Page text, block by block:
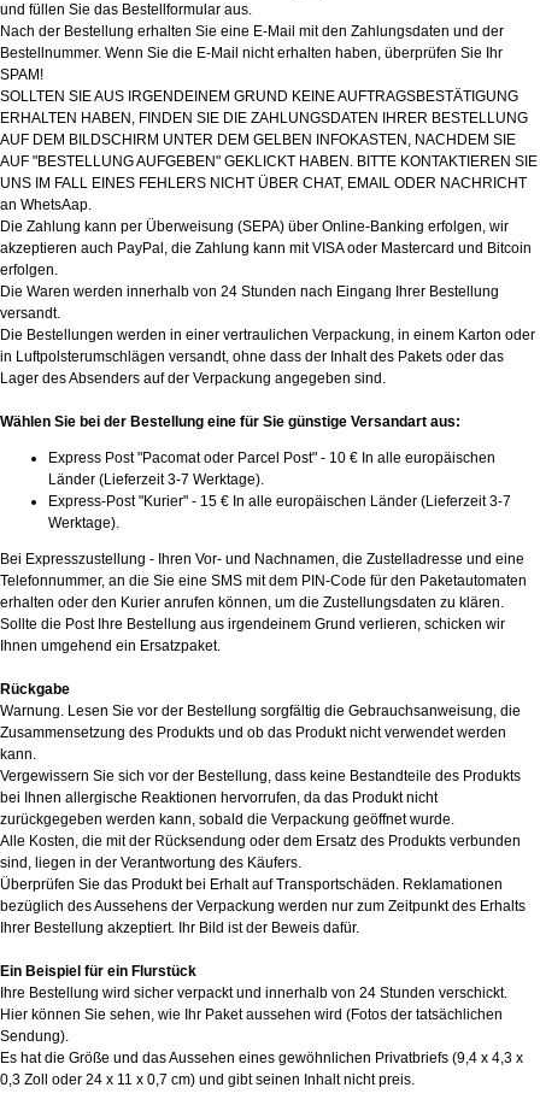
und füllen Sie das Bestellformular aus.
Nach der Bestellung erhalten Sie eine E-Mail mit den Zahlungsdaten und der
Bestellnummer. Wenn Sie die E-Mail nicht erhalten haben, überprüfen Sie Ihr
SPAM!
SOLLTEN SIE AUS IRGENDEINEM GRUND KEINE AUFTRAGSBESTÄTIGUNG
ERHALTEN HABEN, FINDEN SIE DIE ZAHLUNGSDATEN IHRER BESTELLUNG
AUF DEM BILDSCHIRM UNTER DEM GELBEN INFOKASTEN, NACHDEM SIE
AUF "BESTELLUNG AUFGEBEN" GEKLICKT HABEN. BITTE KONTAKTIEREN SIE
UNS IM FALL EINES FEHLERS NICHT ÜBER CHAT, EMAIL ODER NACHRICHT
an WhetsAap.
Die Zahlung kann per Überweisung (SEPA) über Online-Banking erfolgen, wir
akzeptieren auch PayPal, die Zahlung kann mit VISA oder Mastercard und Bitcoin
erfolgen.
Die Waren werden innerhalb von 24 Stunden nach Eingang Ihrer Bestellung
versandt.
Die Bestellungen werden in einer vertraulichen Verpackung, in einem Karton oder
in Luftpolsterumschlägen versandt, ohne dass der Inhalt des Pakets oder das
Lager des Absenders auf der Verpackung angegeben sind.
Wählen Sie bei der Bestellung eine für Sie günstige Versandart aus:
Express Post "Pacomat oder Parcel Post" - 10 € In alle europäischen
Länder (Lieferzeit 3-7 Werktage).
Express-Post "Kurier" - 15 € In alle europäischen Länder (Lieferzeit 3-7
Werktage).
Bei Expresszustellung - Ihren Vor- und Nachnamen, die Zustelladresse und eine
Telefonnummer, an die Sie eine SMS mit dem PIN-Code für den Paketautomaten
erhalten oder den Kurier anrufen können, um die Zustellungsdaten zu klären.
Sollte die Post Ihre Bestellung aus irgendeinem Grund verlieren, schicken wir
Ihnen umgehend ein Ersatzpaket.
Rückgabe
Warnung. Lesen Sie vor der Bestellung sorgfältig die Gebrauchsanweisung, die
Zusammensetzung des Produkts und ob das Produkt nicht verwendet werden
kann.
Vergewissern Sie sich vor der Bestellung, dass keine Bestandteile des Produkts
bei Ihnen allergische Reaktionen hervorrufen, da das Produkt nicht
zurückgegeben werden kann, sobald die Verpackung geöffnet wurde.
Alle Kosten, die mit der Rücksendung oder dem Ersatz des Produkts verbunden
sind, liegen in der Verantwortung des Käufers.
Überprüfen Sie das Produkt bei Erhalt auf Transportschäden. Reklamationen
bezüglich des Aussehens der Verpackung werden nur zum Zeitpunkt des Erhalts
Ihrer Bestellung akzeptiert. Ihr Bild ist der Beweis dafür.
Ein Beispiel für ein Flurstück
Ihre Bestellung wird sicher verpackt und innerhalb von 24 Stunden verschickt.
Hier können Sie sehen, wie Ihr Paket aussehen wird (Fotos der tatsächlichen
Sendung).
Es hat die Größe und das Aussehen eines gewöhnlichen Privatbriefs (9,4 x 4,3 x
0,3 Zoll oder 24 x 11 x 0,7 cm) und gibt seinen Inhalt nicht preis.